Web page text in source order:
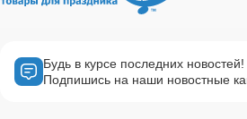
Будь в курсе последних новостей!
Подпишись на наши новостные